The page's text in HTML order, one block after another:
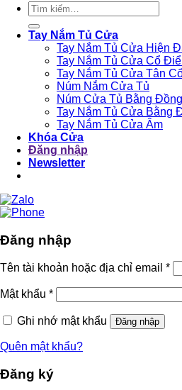
Tìm
kiếm:
Tay Nắm Tủ Cửa
Tay Nắm Tủ Cửa Hiện
Tay Nắm Tủ Cửa Cổ
Tay Nắm Tủ Cửa Tân
Núm Nắm Cửa Tủ
Núm Cửa Tủ Bằng Đồng
Tay Nắm Tủ Cửa Bằng
Tay Nắm Tủ Cửa Âm
Khóa Cửa
Đăng nhập
Newsletter
Đăng nhập
Tên tài khoản hoặc địa chỉ email *
Mật khẩu *
Ghi nhớ mật khẩu Đăng nhập
Quên mật khẩu?
Đăng ký